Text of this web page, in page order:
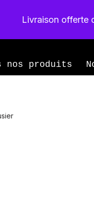
Livraison offerte
nos produits